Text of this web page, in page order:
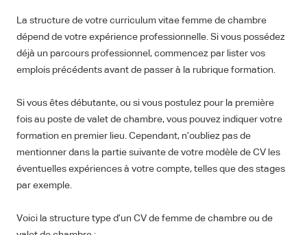
La structure de votre curriculum vitae femme de chambre
dépend de votre expérience professionnelle. Si vous possédez
déjà un parcours professionnel, commencez par lister vos
emplois précédents avant de passer à la rubrique formation.
Si vous êtes débutante, ou si vous postulez pour la première
fois au poste de valet de chambre, vous pouvez indiquer votre
formation en premier lieu. Cependant, n’oubliez pas de
mentionner dans la partie suivante de votre modèle de CV les
éventuelles expériences à votre compte, telles que des stages
par exemple.
Voici la structure type d’un CV de femme de chambre ou de